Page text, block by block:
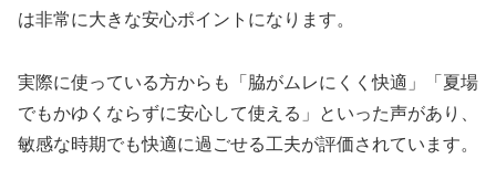
は非常に大きな安心ポイントになります。
実際に使っている方からも「脇がムレにくく快適」「夏場
でもかゆくならずに安心して使える」といった声があり、
敏感な時期でも快適に過ごせる工夫が評価されています。